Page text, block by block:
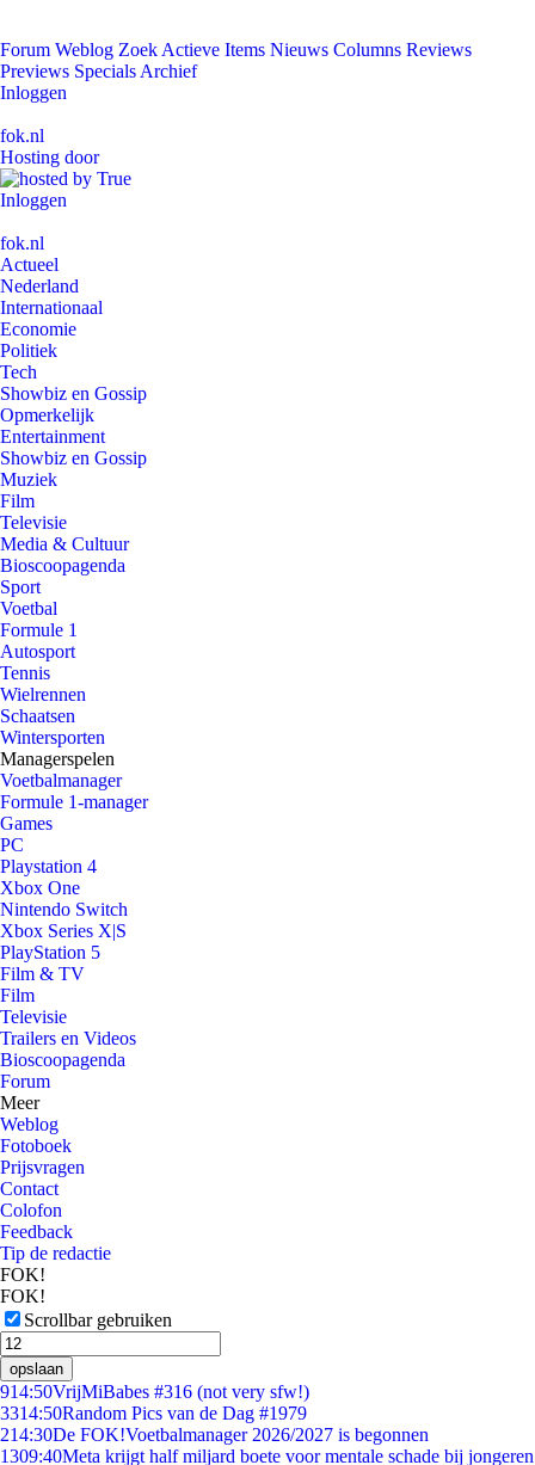
Forum Weblog Zoek Actieve Items Nieuws Columns Reviews
Previews Specials Archief
Inloggen
fok.nl
Hosting door
Inloggen
fok.nl
Actueel
Nederland
Internationaal
Economie
Politiek
Tech
Showbiz en Gossip
Opmerkelijk
Entertainment
Showbiz en Gossip
Muziek
Film
Televisie
Media & Cultuur
Bioscoopagenda
Sport
Voetbal
Formule 1
Autosport
Tennis
Wielrennen
Schaatsen
Wintersporten
Managerspelen
Voetbalmanager
Formule 1-manager
Games
PC
Playstation 4
Xbox One
Nintendo Switch
Xbox Series X|S
PlayStation 5
Film & TV
Film
Televisie
Trailers en Videos
Bioscoopagenda
Forum
Meer
Weblog
Fotoboek
Prijsvragen
Contact
Colofon
Feedback
Tip de redactie
FOK!
FOK!
Scrollbar gebruiken
opslaan
914:50VrijMiBabes #316 (not very sfw!)
3314:50Random Pics van de Dag #1979
214:30De FOK!Voetbalmanager 2026/2027 is begonnen
1309:40Meta krijgt half miljard boete voor mentale schade bij jongeren